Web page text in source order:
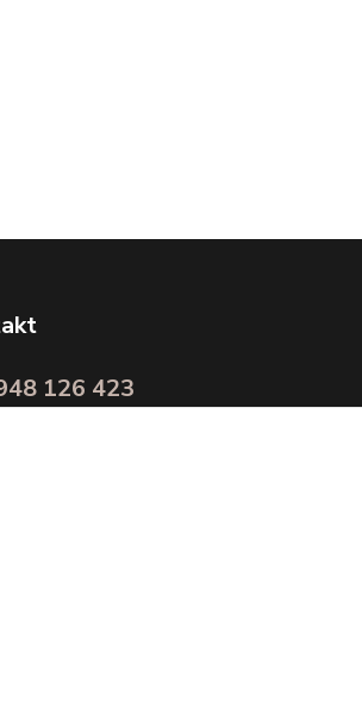
126 423